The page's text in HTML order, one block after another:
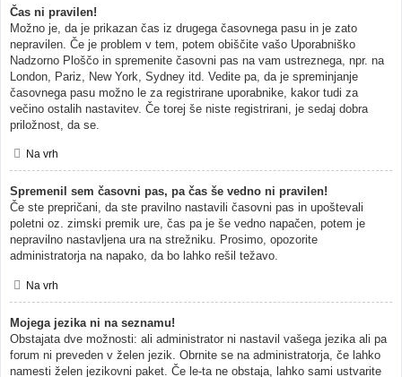
Čas ni pravilen!
Možno je, da je prikazan čas iz drugega časovnega pasu in je zato
nepravilen. Če je problem v tem, potem obiščite vašo Uporabniško
Nadzorno Ploščo in spremenite časovni pas na vam ustreznega, npr. na
London, Pariz, New York, Sydney itd. Vedite pa, da je spreminjanje
časovnega pasu možno le za registrirane uporabnike, kakor tudi za
večino ostalih nastavitev. Če torej še niste registrirani, je sedaj dobra
priložnost, da se.
Na vrh
Spremenil sem časovni pas, pa čas še vedno ni pravilen!
Če ste prepričani, da ste pravilno nastavili časovni pas in upoštevali
poletni oz. zimski premik ure, čas pa je še vedno napačen, potem je
nepravilno nastavljena ura na strežniku. Prosimo, opozorite
administratorja na napako, da bo lahko rešil težavo.
Na vrh
Mojega jezika ni na seznamu!
Obstajata dve možnosti: ali administrator ni nastavil vašega jezika ali pa
forum ni preveden v želen jezik. Obrnite se na administratorja, če lahko
namesti želen jezikovni paket. Če le-ta ne obstaja, lahko sami ustvarite